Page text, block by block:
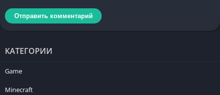
КАТЕГОРИИ
Game
Minecraft